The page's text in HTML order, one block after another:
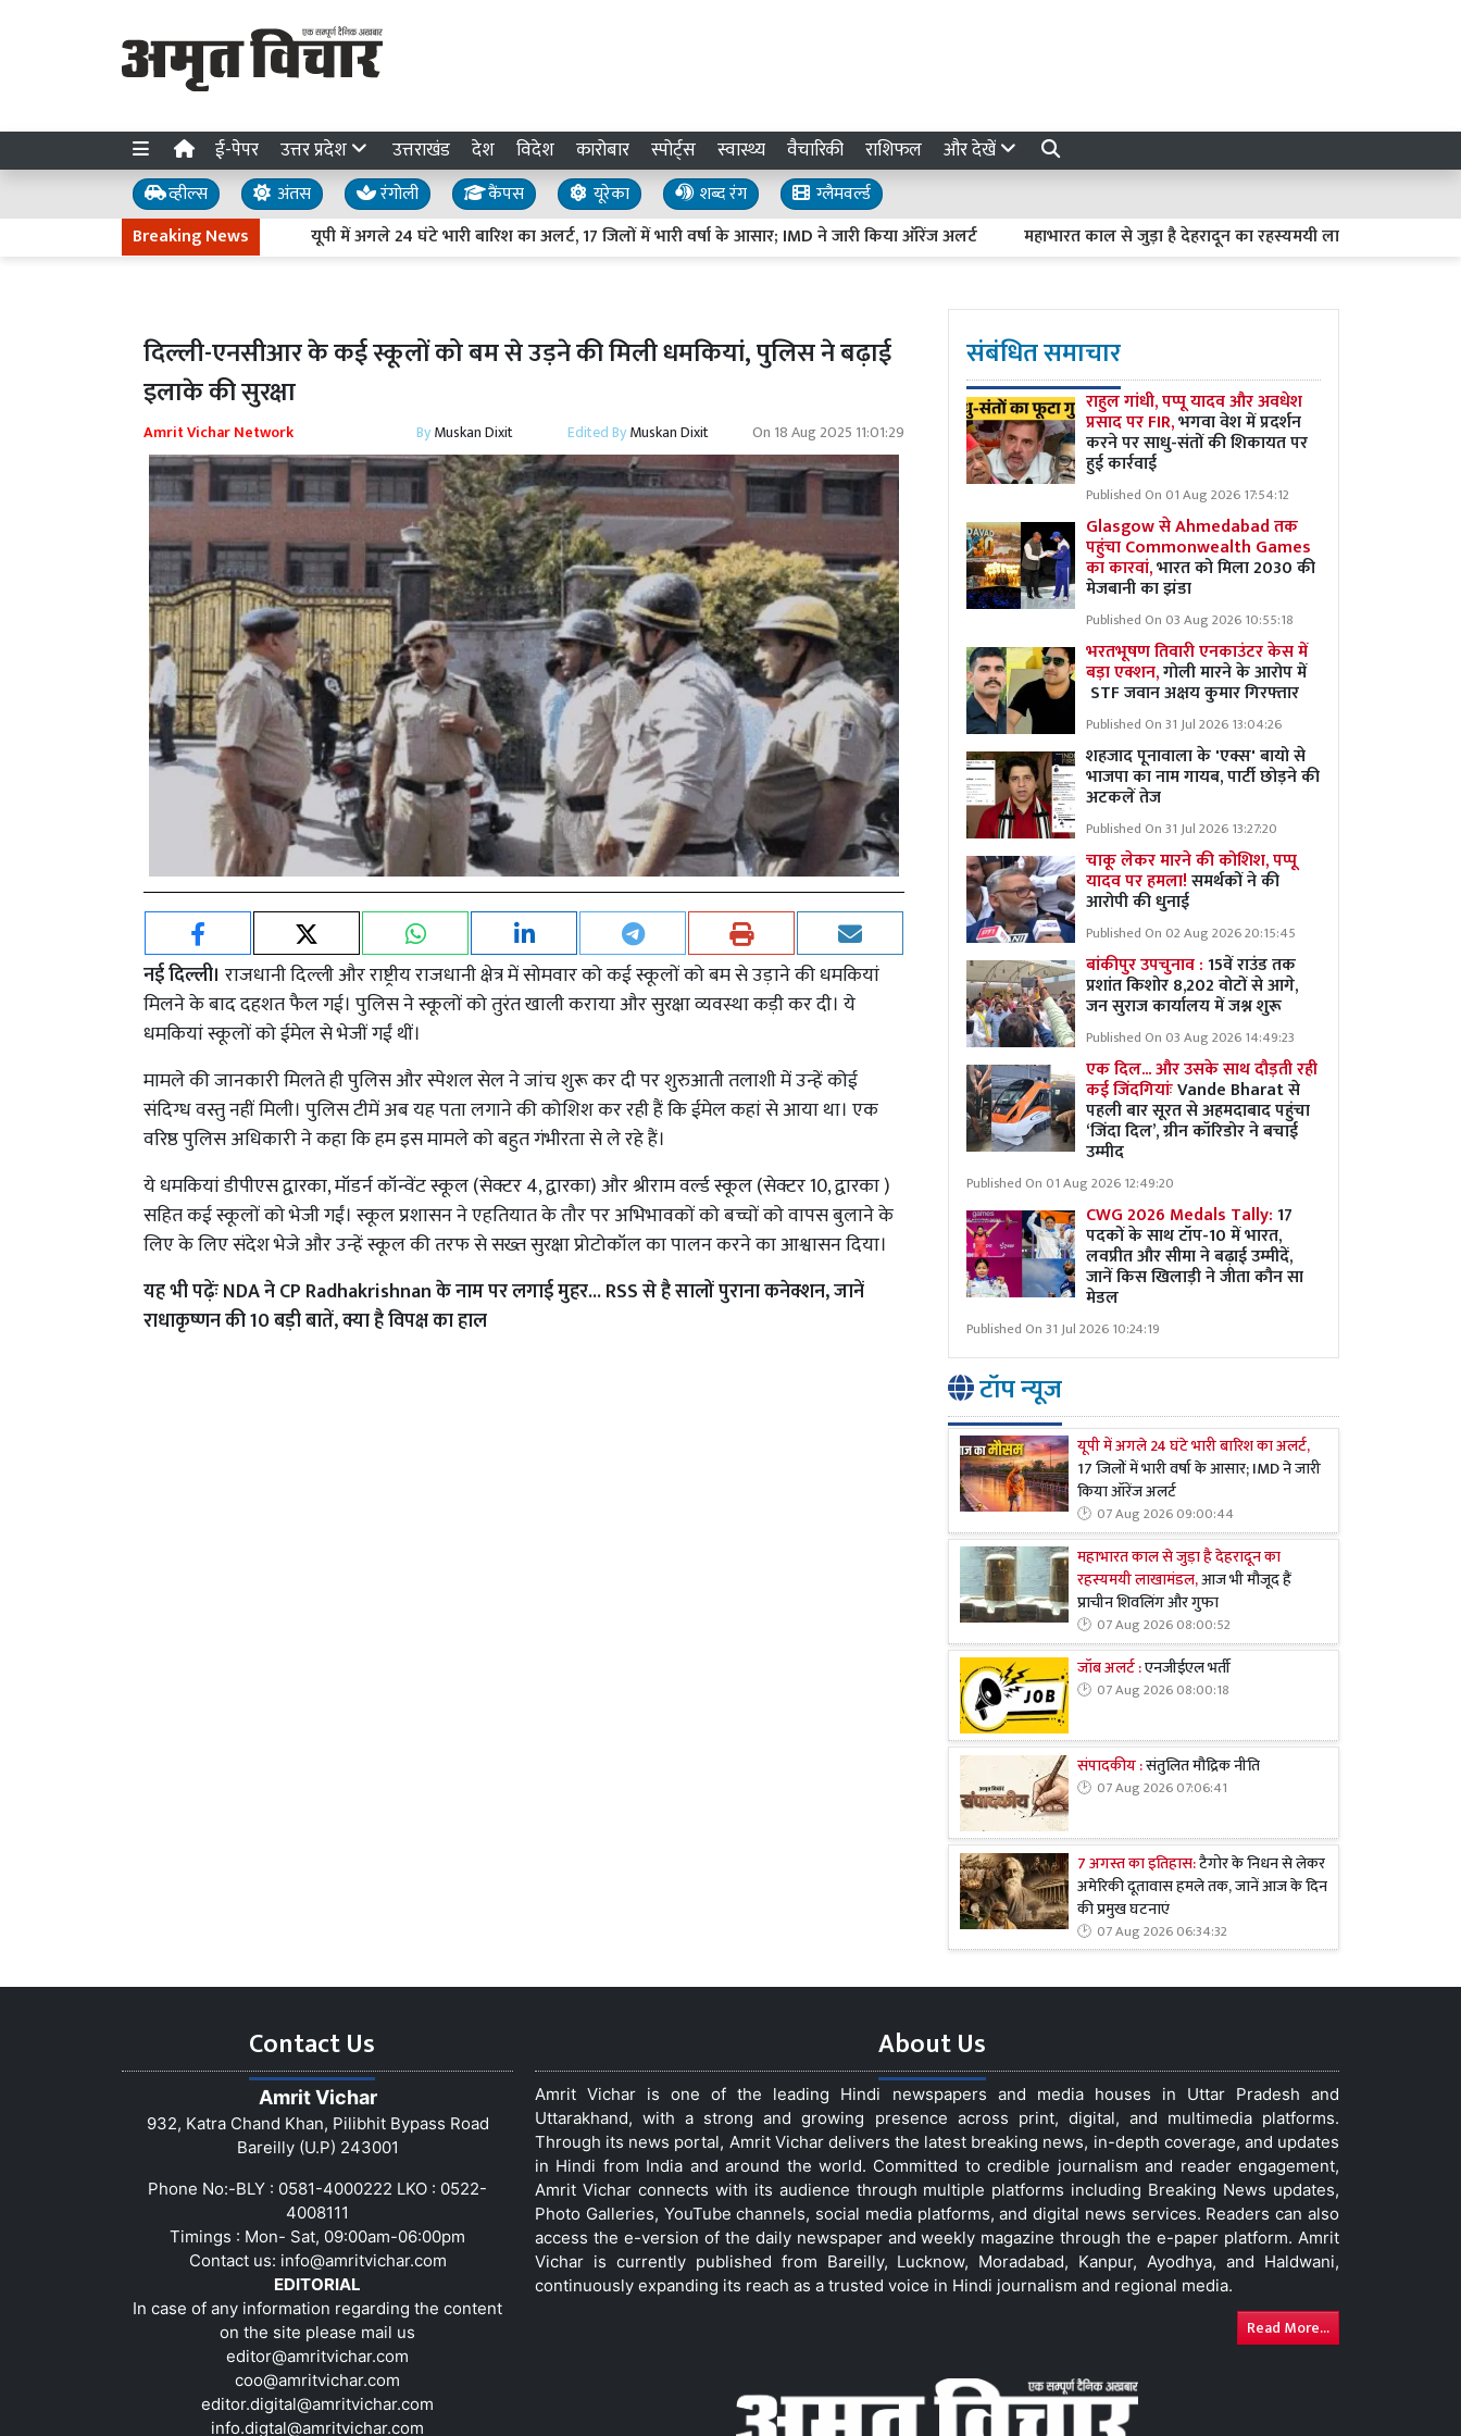
ई-पेपर उत्तर प्रदेश उत्तराखंड देश विदेश कारोबार स्पोर्ट्स स्वास्थ्य वैचारिकी राशिफल और देखें
व्हील्स अंतस रंगोली कैंपस यूरेका शब्द रंग
ग्लैमवर्ल्ड
Breaking News
यूपी में अगले 24 घंटे भारी बारिश का अलर्ट, 17 जिलों में भारी वर्षा के आसार; IMD ने जारी किया ऑरेंज अलर्ट महाभारत काल से जुड़ा है देहरादून का रहस्यमयी लाखामंडल, आज भी मौजूद
दिल्ली-एनसीआर के कई स्कूलों को बम से उड़ने की मिली धमकियां, पुलिस ने बढ़ाई
इलाके की सुरक्षा
Amrit Vichar Network ByMuskan Dixit Edited ByMuskan Dixit On 18 Aug 2025 11:01:29
नई दिल्ली। राजधानी दिल्ली और राष्ट्रीय राजधानी क्षेत्र में सोमवार को कई स्कूलों को बम से उड़ाने की धमकियां
मिलने के बाद दहशत फैल गई। पुलिस ने स्कूलों को तुरंत खाली कराया और सुरक्षा व्यवस्था कड़ी कर दी। ये
धमकियां स्कूलों को ईमेल से भेजीं गईं थीं।
मामले की जानकारी मिलते ही पुलिस और स्पेशल सेल ने जांच शुरू कर दी पर शुरुआती तलाशी में उन्हें कोई
संदिग्ध वस्तु नहीं मिली। पुलिस टीमें अब यह पता लगाने की कोशिश कर रही हैं कि ईमेल कहां से आया था। एक
वरिष्ठ पुलिस अधिकारी ने कहा कि हम इस मामले को बहुत गंभीरता से ले रहे हैं।
ये धमकियां डीपीएस द्वारका, मॉडर्न कॉन्वेंट स्कूल (सेक्टर 4, द्वारका) और श्रीराम वर्ल्ड स्कूल (सेक्टर 10, द्वारका )
सहित कई स्कूलों को भेजी गईं। स्कूल प्रशासन ने एहतियात के तौर पर अभिभावकों को बच्चों को वापस बुलाने के
लिए के लिए संदेश भेजे और उन्हें स्कूल की तरफ से सख्त सुरक्षा प्रोटोकॉल का पालन करने का आश्वासन दिया।
यह भी पढ़ेंःNDA ने CP Radhakrishnan के नाम पर लगाई मुहर... RSS से है सालों पुराना कनेक्शन, जानें
राधाकृष्णन की 10 बड़ी बातें, क्या है विपक्ष का हाल
संबंधित समाचार
राहुल गांधी, पप्पू यादव और अवधेश
प्रसाद पर FIR,भगवा वेश में प्रदर्शन
करने पर साधु-संतों की शिकायत पर
हुई कार्रवाई
Published On 01 Aug 2026 17:54:12
Glasgow से Ahmedabad तक
पहुंचा Commonwealth Games
का कारवां,भारत को मिला 2030 की
मेजबानी का झंडा
Published On 03 Aug 2026 10:55:18
भरतभूषण तिवारी एनकाउंटर केस में
बड़ा एक्शन,गोली मारने के आरोप में
STF जवान अक्षय कुमार गिरफ्तार
Published On 31 Jul 2026 13:04:26
शहजाद पूनावाला के 'एक्स' बायो से
भाजपा का नाम गायब, पार्टी छोड़ने की
अटकलें तेज
Published On 31 Jul 2026 13:27:20
चाकू लेकर मारने की कोशिश, पप्पू
यादव पर हमला!समर्थकों ने की
आरोपी की धुनाई
Published On 02 Aug 2026 20:15:45
बांकीपुर उपचुनाव :15वें राउंड तक
प्रशांत किशोर 8,202 वोटों से आगे,
जन सुराज कार्यालय में जश्न शुरू
Published On 03 Aug 2026 14:49:23
एक दिल... और उसके साथ दौड़ती रही
कई जिंदगियांःVande Bharat से
पहली बार सूरत से अहमदाबाद पहुंचा
‘जिंदा दिल’, ग्रीन कॉरिडोर ने बचाई
उम्मीद
Published On 01 Aug 2026 12:49:20
CWG 2026 Medals Tally:17
पदकों के साथ टॉप-10 में भारत,
लवप्रीत और सीमा ने बढ़ाई उम्मीदें,
जानें किस खिलाड़ी ने जीता कौन सा
मेडल
Published On 31 Jul 2026 10:24:19
टॉप न्यूज
यूपी में अगले 24 घंटे भारी बारिश का अलर्ट,
17 जिलों में भारी वर्षा के आसार; IMD ने जारी
किया ऑरेंज अलर्ट
07 Aug 2026 09:00:44
महाभारत काल से जुड़ा है देहरादून का
रहस्यमयी लाखामंडल,आज भी मौजूद हैं
प्राचीन शिवलिंग और गुफा
07 Aug 2026 08:00:52
जॉब अलर्ट :एनजीईएल भर्ती
07 Aug 2026 08:00:18
संपादकीय :संतुलित मौद्रिक नीति
07 Aug 2026 07:06:41
7 अगस्त का इतिहास:टैगोर के निधन से लेकर
अमेरिकी दूतावास हमले तक, जानें आज के दिन
की प्रमुख घटनाएं
07 Aug 2026 06:34:32
Contact Us
Amrit Vichar
932, Katra Chand Khan, Pilibhit Bypass Road
Bareilly (U.P) 243001
Phone No:-BLY : 0581-4000222 LKO : 0522-
4008111
Timings : Mon- Sat, 09:00am-06:00pm
Contact us: info@amritvichar.com
EDITORIAL
In case of any information regarding the content
on the site please mail us
editor@amritvichar.com
coo@amritvichar.com
editor.digital@amritvichar.com
info.digtal@amritvichar.com
About Us
Amrit Vichar is one of the leading Hindi newspapers and media houses in Uttar Pradesh and
Uttarakhand, with a strong and growing presence across print, digital, and multimedia platforms.
Through its news portal, Amrit Vichar delivers the latest breaking news, in-depth coverage, and updates
in Hindi from India and around the world. Committed to credible journalism and reader engagement,
Amrit Vichar connects with its audience through multiple platforms including Breaking News updates,
Photo Galleries, YouTube channels, social media platforms, and digital news services. Readers can also
access the e-version of the daily newspaper and weekly magazine through the e-paper platform. Amrit
Vichar is currently published from Bareilly, Lucknow, Moradabad, Kanpur, Ayodhya, and Haldwani,
continuously expanding its reach as a trusted voice in Hindi journalism and regional media.
Read More...